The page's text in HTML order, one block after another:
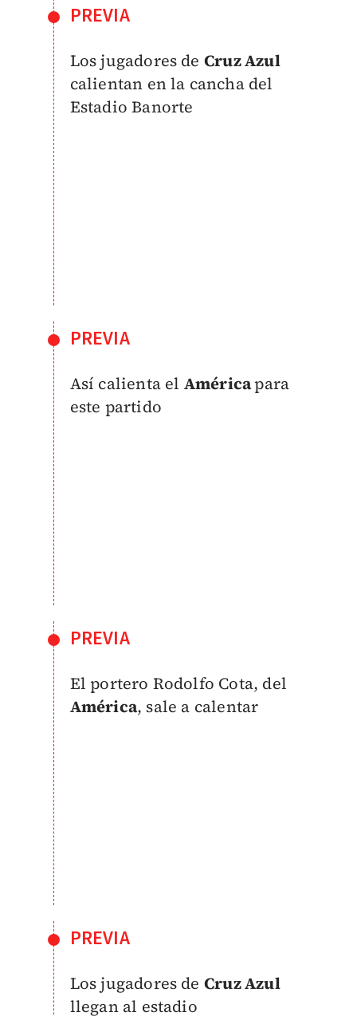
PREVIA
Los jugadores de Cruz Azul
calientan en la cancha del
Estadio Banorte
PREVIA
Así calienta el Américapara
este partido
PREVIA
El portero Rodolfo Cota, del
América, sale a calentar
PREVIA
Los jugadores de Cruz Azul
llegan al estadio